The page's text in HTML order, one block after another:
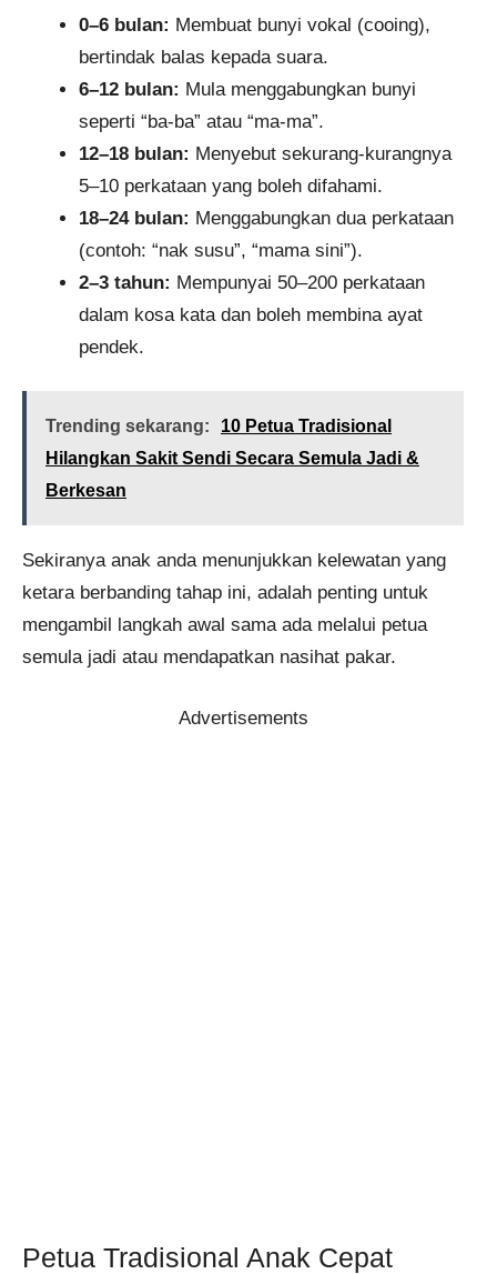
0–6 bulan: Membuat bunyi vokal (cooing),
bertindak balas kepada suara.
6–12 bulan: Mula menggabungkan bunyi
seperti “ba-ba” atau “ma-ma”.
12–18 bulan: Menyebut sekurang-kurangnya
5–10 perkataan yang boleh difahami.
18–24 bulan: Menggabungkan dua perkataan
(contoh: “nak susu”, “mama sini”).
2–3 tahun: Mempunyai 50–200 perkataan
dalam kosa kata dan boleh membina ayat
pendek.
Trending sekarang:
10 Petua Tradisional
Hilangkan Sakit Sendi Secara Semula Jadi &
Berkesan
Sekiranya anak anda menunjukkan kelewatan yang
ketara berbanding tahap ini, adalah penting untuk
mengambil langkah awal sama ada melalui petua
semula jadi atau mendapatkan nasihat pakar.
Advertisements
Petua Tradisional Anak Cepat